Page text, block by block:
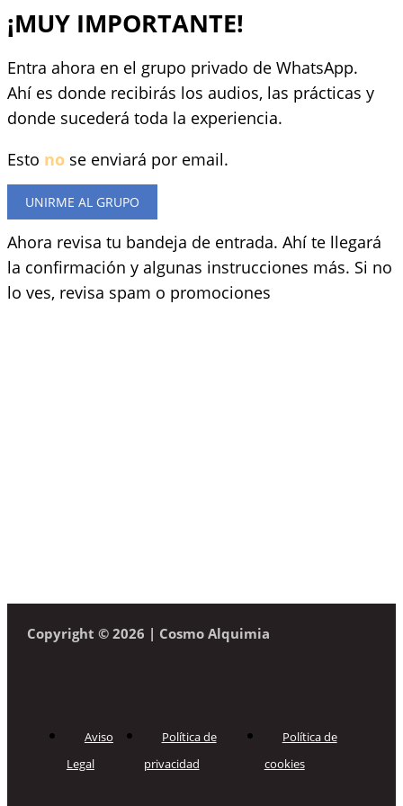
Ir
al
contenido
¡MUY IMPORTANTE!
Entra ahora en el grupo privado de WhatsApp.
Ahí es donde recibirás los audios, las prácticas y
donde sucederá toda la experiencia.
Esto no se enviará por email.
UNIRME AL GRUPO
Ahora revisa tu bandeja de entrada. Ahí te llegará
la confirmación y algunas instrucciones más. Si no
lo ves, revisa spam o promociones
Copyright © 2026 | Cosmo Alquimia
Aviso
Legal
Política de
privacidad
Política de
cookies